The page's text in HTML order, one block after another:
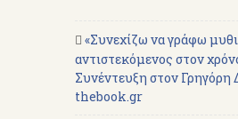
«Συνεχίζω να γράφω
αντιστεκόμενος στον
Συνέντευξη στον Γρηγόρη
thebook.gr